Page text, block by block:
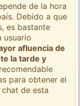
de la hora
Debido a que
es bastante
usuario
afluencia de
la tarde y
para obtener el
de esta